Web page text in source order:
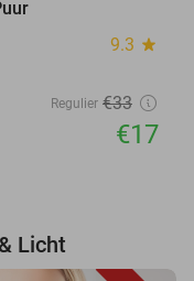
9.3 star
Regulier €33
€17
Licht